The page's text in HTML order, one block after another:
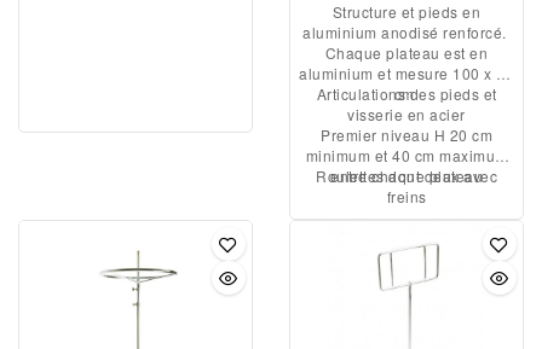
niveaux de présentation,
pieds réglables sur quatre
positions et sécurité anti-
fermeture. Pliable et peu
encombrant, se transporte
facilement grâce à son
sac de transport avec
poignée qui est Livré
avec. Utilisation comme
présentoir pour fruits et
légumes, fleurs,
Structure et pieds en
aluminium anodisé renforcé.
Chaque plateau est en
aluminium et mesure 100 x 40
cm
Articulations des pieds et
visserie en acier
Premier niveau H 20 cm
minimum et 40 cm maximum
entre chaque plateau
Roulettes dont deux avec
freins